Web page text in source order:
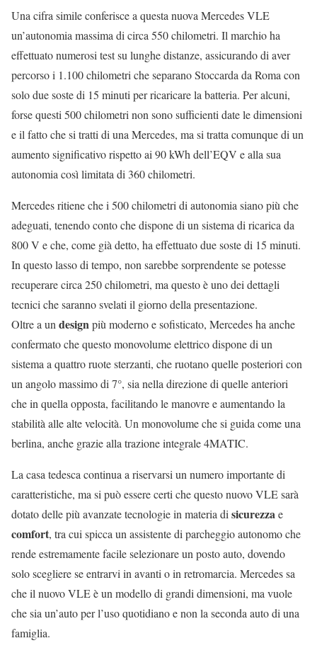
Una cifra simile conferisce a questa nuova Mercedes VLE
un’autonomia massima di circa 550 chilometri. Il marchio ha
effettuato numerosi test su lunghe distanze, assicurando di aver
percorso i 1.100 chilometri che separano Stoccarda da Roma con
solo due soste di 15 minuti per ricaricare la batteria. Per alcuni,
forse questi 500 chilometri non sono sufficienti date le dimensioni
e il fatto che si tratti di una Mercedes, ma si tratta comunque di un
aumento significativo rispetto ai 90 kWh dell’EQV e alla sua
autonomia così limitata di 360 chilometri.
Mercedes ritiene che i 500 chilometri di autonomia siano più che
adeguati, tenendo conto che dispone di un sistema di ricarica da
800 V e che, come già detto, ha effettuato due soste di 15 minuti.
In questo lasso di tempo, non sarebbe sorprendente se potesse
recuperare circa 250 chilometri, ma questo è uno dei dettagli
tecnici che saranno svelati il giorno della presentazione.
Oltre a un designpiù moderno e sofisticato, Mercedes ha anche
confermato che questo monovolume elettrico dispone di un
sistema a quattro ruote sterzanti, che ruotano quelle posteriori con
un angolo massimo di 7°, sia nella direzione di quelle anteriori
che in quella opposta, facilitando le manovre e aumentando la
stabilità alle alte velocità. Un monovolume che si guida come una
berlina, anche grazie alla trazione integrale 4MATIC.
La casa tedesca continua a riservarsi un numero importante di
caratteristiche, ma si può essere certi che questo nuovo VLE sarà
dotato delle più avanzate tecnologie in materia di sicurezzae
comfort, tra cui spicca un assistente di parcheggio autonomo che
rende estremamente facile selezionare un posto auto, dovendo
solo scegliere se entrarvi in avanti o in retromarcia. Mercedes sa
che il nuovo VLE è un modello di grandi dimensioni, ma vuole
che sia un’auto per l’uso quotidiano e non la seconda auto di una
famiglia.